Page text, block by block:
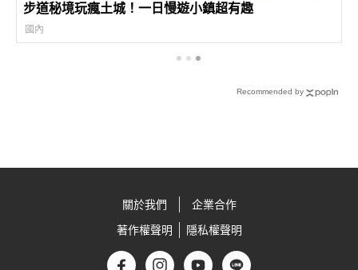
步道秘境玩瘋土城！一日慢遊小鎮超有趣
國內
Recommended by
關於我們
企業合作
著作權聲明
隱私權聲明